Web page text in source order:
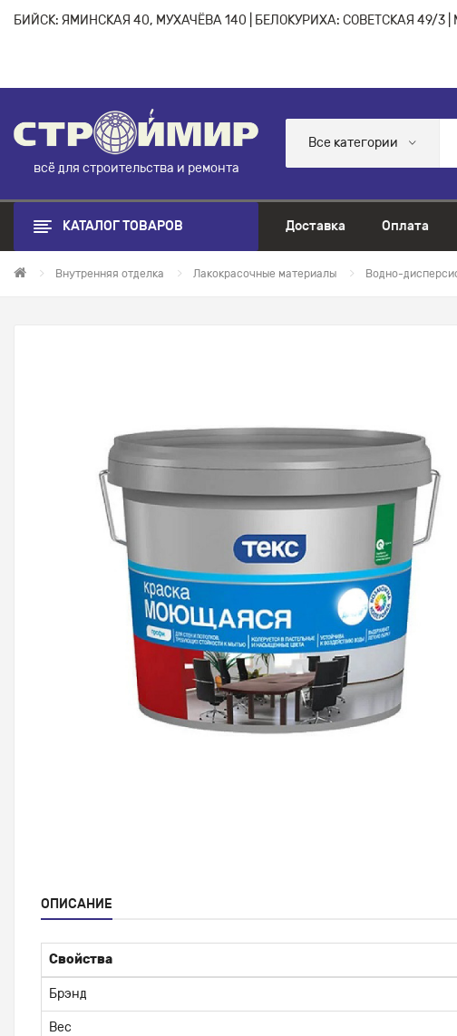
БИЙСК: ЯМИНСКАЯ 40, МУХАЧЁВА 140 | БЕЛОКУРИХА: СОВЕТСКАЯ 49/3
всё для строительства и ремонта
Все категории
КАТАЛОГ ТОВАРОВ Доставка Оплата
Внутренняя отделка Лакокрасочные материалы Водно-
ОПИСАНИЕ
Свойства
Брэнд
Вес